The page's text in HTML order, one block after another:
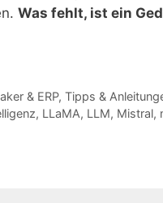
Was fehlt, ist ein
& ERP, Tipps &
, LLaMA, LLM, Mistral,